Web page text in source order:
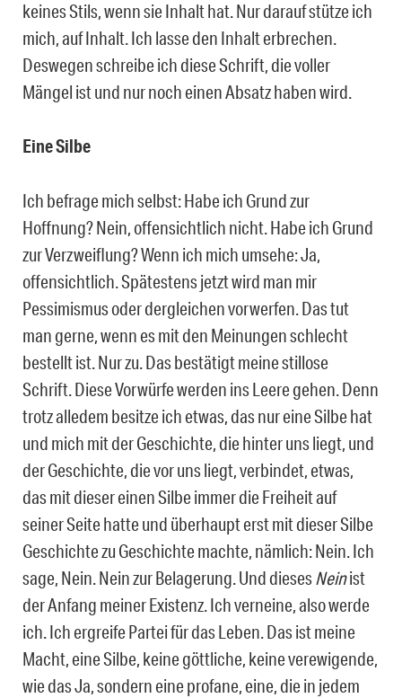
keines Stils, wenn sie Inhalt hat. Nur darauf stütze ich
mich, auf Inhalt. Ich lasse den Inhalt erbrechen.
Deswegen schreibe ich diese Schrift, die voller
Mängel ist und nur noch einen Absatz haben wird.
Eine Silbe
Ich befrage mich selbst: Habe ich Grund zur
Hoffnung? Nein, offensichtlich nicht. Habe ich Grund
zur Verzweiflung? Wenn ich mich umsehe: Ja,
offensichtlich. Spätestens jetzt wird man mir
Pessimismus oder dergleichen vorwerfen. Das tut
man gerne, wenn es mit den Meinungen schlecht
bestellt ist. Nur zu. Das bestätigt meine stillose
Schrift. Diese Vorwürfe werden ins Leere gehen. Denn
trotz alledem besitze ich etwas, das nur eine Silbe hat
und mich mit der Geschichte, die hinter uns liegt, und
der Geschichte, die vor uns liegt, verbindet, etwas,
das mit dieser einen Silbe immer die Freiheit auf
seiner Seite hatte und überhaupt erst mit dieser Silbe
Geschichte zu Geschichte machte, nämlich: Nein. Ich
sage, Nein. Nein zur Belagerung. Und diesesNeinist
der Anfang meiner Existenz. Ich verneine, also werde
ich. Ich ergreife Partei für das Leben. Das ist meine
Macht, eine Silbe, keine göttliche, keine verewigende,
wie das Ja, sondern eine profane, eine, die in jedem